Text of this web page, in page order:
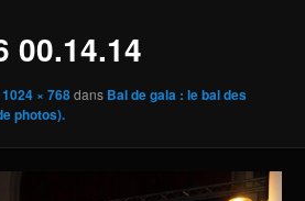
00.14.14
1024 × 768dans Bal de gala : le bal des
photos).